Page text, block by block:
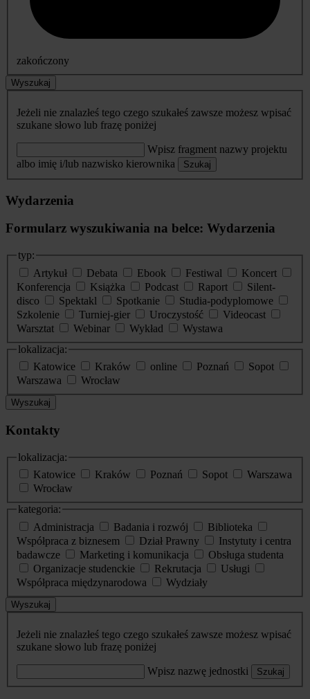
zakończony
Wyszukaj
Jeżeli nie znalazłeś tego czego szukałeś zawsze możesz wpisać
szukane słowo lub frazę poniżej
Wpisz fragment nazwy projektu
albo imię i/lub nazwisko kierownika
Szukaj
Wydarzenia
Formularz wyszukiwania na belce: Wydarzenia
typ:
Artykuł
Debata Ebook Festiwal
Koncert
Konferencja
Książka Podcast Raport
Silent-
disco
Spektakl Spotkanie
Studia-podyplomowe
Szkolenie
Turniej-gier Uroczystość
Videocast
Warsztat
Webinar Wykład
Wystawa
lokalizacja:
Katowice
Kraków online Poznań
Sopot
Warszawa
Wrocław
Wyszukaj
Kontakty
lokalizacja:
Katowice
Kraków Poznań Sopot
Warszawa
Wrocław
kategoria:
Administracja
Badania i rozwój
Biblioteka
Współpraca z biznesem
Dział Prawny
Instytuty i centra
badawcze
Marketing i komunikacja
Obsługa studenta
Organizacje studenckie
Rekrutacja
Usługi
Współpraca międzynarodowa
Wydziały
Wyszukaj
Jeżeli nie znalazłeś tego czego szukałeś zawsze możesz wpisać
szukane słowo lub frazę poniżej
Wpisz nazwę jednostki Szukaj